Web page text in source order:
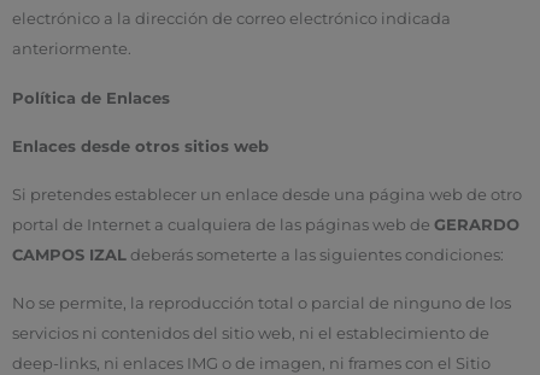
electrónico a la dirección de correo electrónico indicada
anteriormente.
Política de Enlaces
Enlaces desde otros sitios web
Si pretendes establecer un enlace desde una página web de otro
portal de Internet a cualquiera de las páginas web de GERARDO
CAMPOS IZAL deberás someterte a las siguientes condiciones:
No se permite, la reproducción total o parcial de ninguno de los
servicios ni contenidos del sitio web, ni el establecimiento de
deep-links, ni enlaces IMG o de imagen, ni frames con el Sitio